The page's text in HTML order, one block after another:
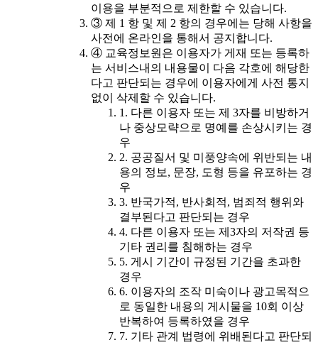
이용을 부분적으로 제한할 수 있습니다.
③ 제 1 항 및 제 2 항의 경우에는 당해 사항을
사전에 온라인을 통해서 공지합니다.
④ 교육정보원은 이용자가 게재 또는 등록하
는 서비스내의 내용물이 다음 각호에 해당한
다고 판단되는 경우에 이용자에게 사전 통지
없이 삭제할 수 있습니다.
1. 다른 이용자 또는 제 3자를 비방하거
나 중상모략으로 명예를 손상시키는 경
우
2. 공공질서 및 미풍양속에 위반되는 내
용의 정보, 문장, 도형 등을 유포하는 경
우
3. 반국가적, 반사회적, 범죄적 행위와
결부된다고 판단되는 경우
4. 다른 이용자 또는 제3자의 저작권 등
기타 권리를 침해하는 경우
5. 게시 기간이 규정된 기간을 초과한
경우
6. 이용자의 조작 미숙이나 광고목적으
로 동일한 내용의 게시물을 10회 이상
반복하여 등록하였을 경우
7. 기타 관계 법령에 위배된다고 판단되